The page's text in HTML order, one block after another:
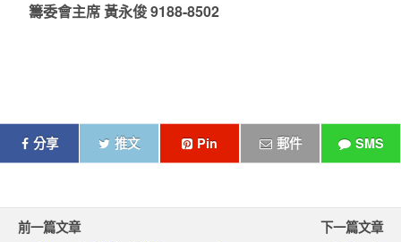
籌委會主席 黃永俊 9188-8502
分享 推文 Pin 郵件 SMS
前一篇文章 下一篇文章